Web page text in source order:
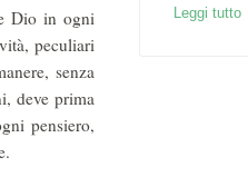
Dio in ogni
peculiari
senza
deve prima
pensiero,
Leggi tutto